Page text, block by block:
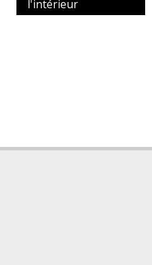
l'intérieur